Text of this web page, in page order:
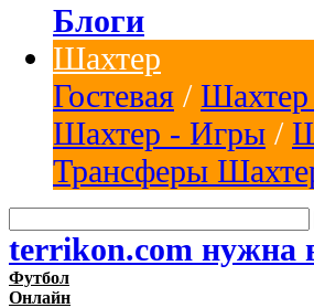
Блоги
Шахтер
Гостевая /
Шахтер - Игры /
Трансферы
terrikon.com нужна
Футбол
Онлайн